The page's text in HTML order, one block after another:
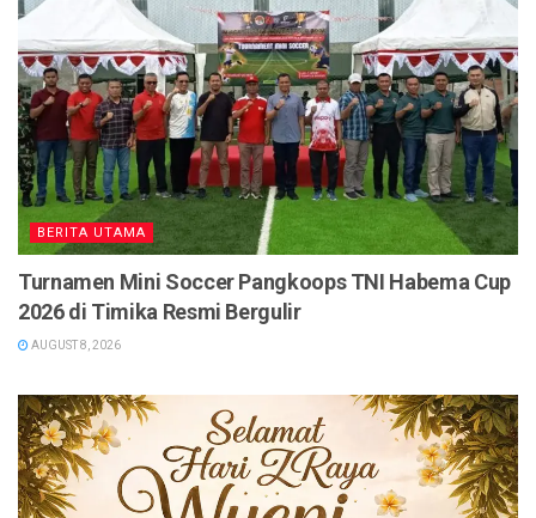
BERITA UTAMA
Turnamen Mini Soccer Pangkoops TNI Habema Cup
2026 di Timika Resmi Bergulir
AUGUST 8, 2026